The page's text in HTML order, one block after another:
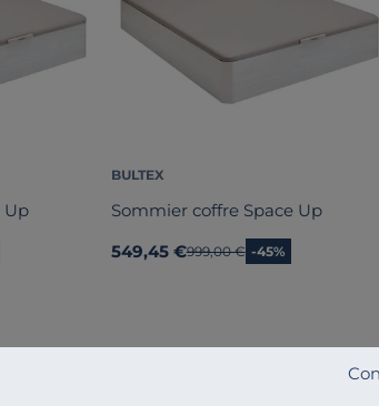
Up
BULTEX
Sommier coffre Space Up
549,45 €Ancien prix
999,00 € -45%